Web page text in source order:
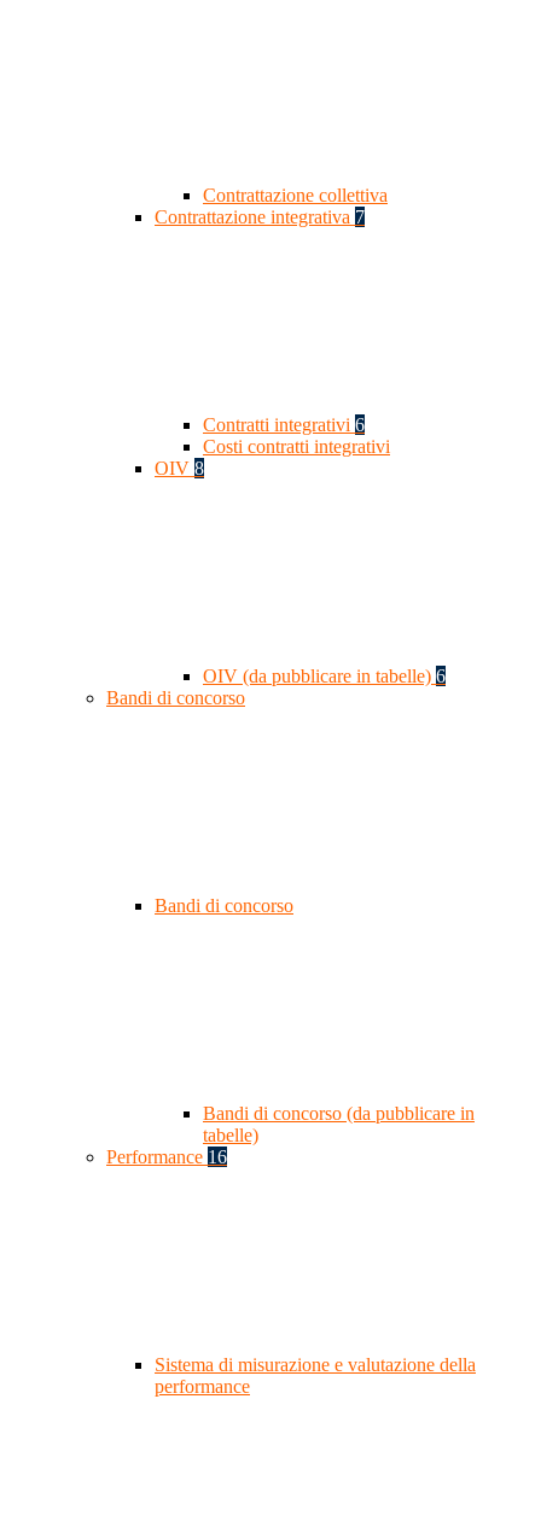
Contrattazione collettiva
Contrattazione integrativa 7
Contratti integrativi 6
Costi contratti integrativi
OIV 8
OIV (da pubblicare in tabelle) 6
Bandi di concorso
Bandi di concorso
Bandi di concorso (da pubblicare in
tabelle)
Performance 16
Sistema di misurazione e valutazione della
performance